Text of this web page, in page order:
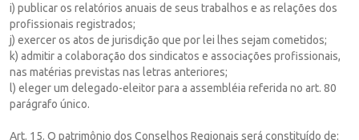
i) publicar os relatórios anuais de seus trabalhos e as relações dos
profissionais registrados;
j) exercer os atos de jurisdição que por lei lhes sejam cometidos;
k) admitir a colaboração dos sindicatos e associações profissionais,
nas matérias previstas nas letras anteriores;
l) eleger um delegado-eleitor para a assembléia referida no art. 80
parágrafo único.
Art. 15. O patrimônio dos Conselhos Regionais será constituído de: